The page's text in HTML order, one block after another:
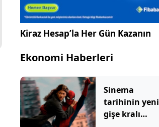
Kiraz Hesap’la Her Gün Kazanın
Ekonomi Haberleri
Sinema
tarihinin yeni
gişe kralı